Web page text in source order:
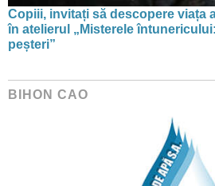
Copiii, invitați să descopere viața
în atelierul „Misterele
peșteri”
BIHON CAO